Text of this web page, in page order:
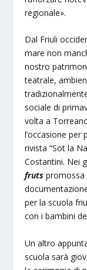
regionale».
Dal Friuli
mare non
nostro
teatrale,
sociale di
volta a
l’occasione per
rivista “Sot la
Costantini. Nei
fruts promossa
per la scuola
con i bambini
Un altro
scuola sarà